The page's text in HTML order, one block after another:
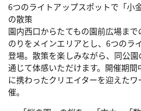
6つのライトアップスポットで「小
の散策
園内西口からたてもの園前広場ま
のりをメインエリアとし、6つのラ
登場。散策を楽しみながら、同公
通じて体感いただけます。開催期
に携わったクリエイターを迎えた
催。